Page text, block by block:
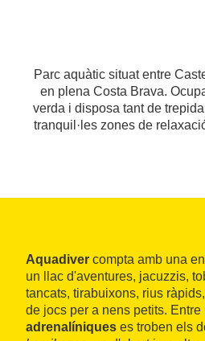
Parc aquàtic situat entre
en plena Costa Brava.
verda i disposa tant de
tranquil·les zones de
Aquadiver compta amb una
un llac d'aventures, jacuzzis,
tancats, tirabuixons, rius
de jocs per a nens petits. Entre
adrenalíniques es troben els